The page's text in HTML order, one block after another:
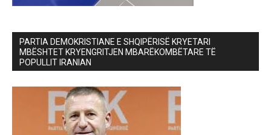
PARTIA DEMOKRISTIANE E SHQIPËRISË KRYETARI
MBËSHTET KRYENGRITJEN MBARËKOMBËTARE TË
POPULLIT IRANIAN